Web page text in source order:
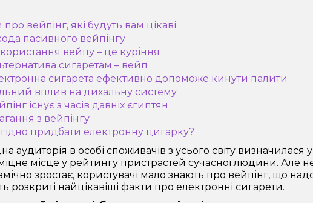
вейпінг, які будуть вам цікаві
пасивного вейпінгу
вейпу – це куріння
сигаретам – вейп
сигарета ефективно допоможе кинути палити
вплив на дихальну систему
існує з часів давніх єгиптян
з вейпінгу
придбати електронну цигарку?
аудиторія в особі споживачів з усього світу визначилася
місце у рейтингу пристрастей сучасної людини. Але
зростає, користувачі мало знають про вейпінг, що
розкриті найцікавіші факти про електронні сигарети.